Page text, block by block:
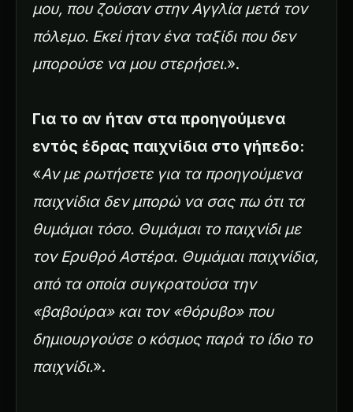
μου, που ζούσαν στην Αγγλία μετά τον
πόλεμο. Εκεί ήταν ένα ταξίδι που δεν
μπορούσε να μου στερήσει.».
Για το αν ήταν στα προηγούμενα
εντός έδρας παιχνίδια στο γήπεδο:
«Αν με ρωτήσετε για τα προηγούμενα
παιχνίδια δεν μπορώ να σας πω ότι τα
θυμάμαι τόσο. Θυμάμαι το παιχνίδι με
τον Ερυθρό Αστέρα. Θυμάμαι παιχνίδια,
από τα οποία συγκρατούσα την
«βαβούρα» και τον «θόρυβο» που
δημιουργούσε ο κόσμος παρά το ίδιο το
παιχνίδι.».